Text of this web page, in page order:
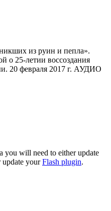
из руин и пепла».
о 25-летии воссоздания
20 февраля 2017 г. АУДИО
you will need to either update
update yourFlash plugin.